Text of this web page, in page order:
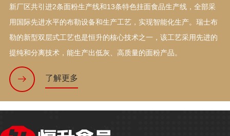
新厂区共引进2条面粉生产线和13条特色挂面食品生产线，全部采
用国际先进水平的布勒设备和生产工艺，实现智能化生产。瑞士布
勒的新型双层式工艺也是恒升的核心技术之一，该工艺采用先进的
提纯和分离技术，能生产出低灰、高质量的面粉产品。
了解更多